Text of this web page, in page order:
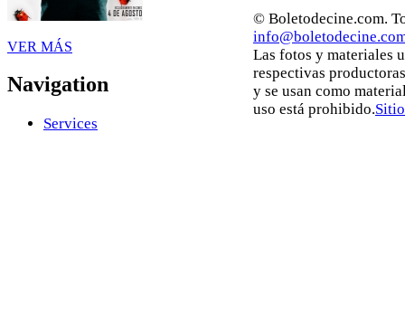
VER MÁS
Navigation
Services
© Boletodecine.com.
Las fotos y materiales
respectivas
y se usan como
uso está prohibido.